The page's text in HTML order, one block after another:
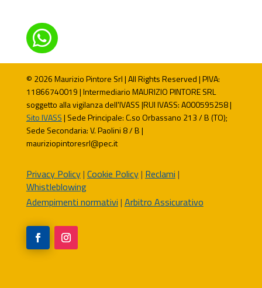

© 2026 Maurizio Pintore Srl | All Rights Reserved | PIVA:
11866740019 | Intermediario MAURIZIO PINTORE SRL
soggetto alla vigilanza dell'IVASS |RUI IVASS: A000595258 |
Sito IVASS| Sede Principale: C.so Orbassano 213 / B (TO);
Sede Secondaria: V. Paolini 8 / B |
mauriziopintoresrl@pec.it
Privacy Policy| Cookie Policy| Reclami |
Whistleblowing
Adempimenti normativi | Arbitro Assicurativo